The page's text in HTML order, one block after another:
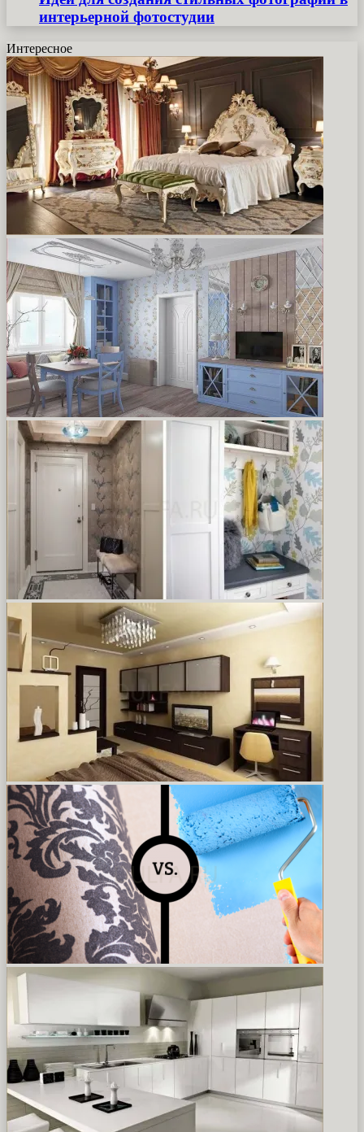
интерьерной фотостудии
Интересное